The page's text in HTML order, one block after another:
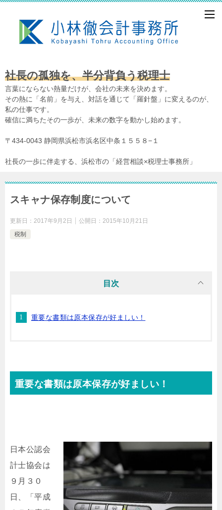
社長の孤独を、半分背負う税理士
言葉にならない熱量だけが、会社の未来を決めます。
その熱に「名前」を与え、対話を通じて「羅針盤」に変えるのが、
私の仕事です。
確信に満ちたその一歩が、未来の数字を動かし始めます。
〒434-0043 静岡県浜松市浜名区中条１５５８−１
社長の一歩に伴走する、浜松市の「経営相談×税理士事務所」
スキャナ保存制度について
更新日： 2017年9月2日 公開日： 2015年10月21日
税制
目次
重要な書類は原本保存が好ましい！
重要な書類は原本保存が好ましい！
日本公認会
計士協会は
９月３０
日、「平成